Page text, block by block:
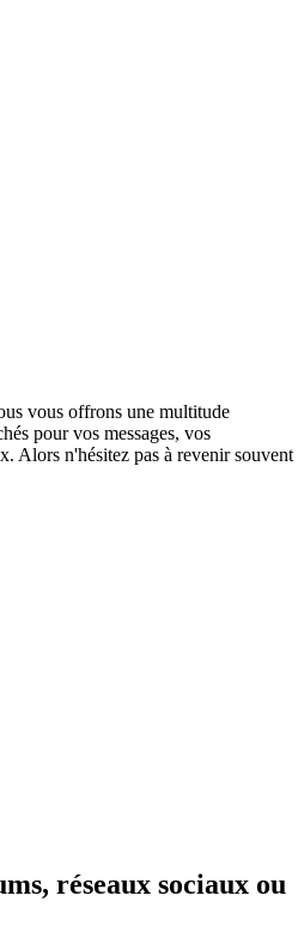
vous offrons une multitude
pour vos messages, vos
Alors n'hésitez pas à revenir souvent
réseaux sociaux ou